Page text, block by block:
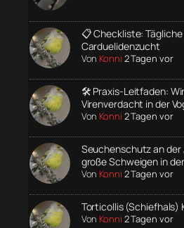
📋 Checkliste:
Carduelidenzucht
Von Konni 2 Tagen vor
🛠️ Praxis-Leitfaden:
Virenverdacht in der
Von Konni 2 Tagen vor
Seuchenschutz an der
große Schweigen in
Von Konni 2 Tagen vor
Torticollis (Schiefhals)
Von Konni 2 Tagen vor